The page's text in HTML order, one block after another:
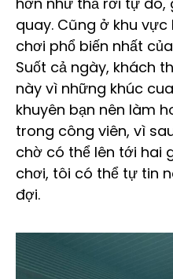
quay. Cũng ở khu
chơi phổ biến nhất
Suốt cả ngày, khách
này vì những khúc
khuyên bạn nên làm
trong công viên, vì
chờ có thể lên tới hai
chơi, tôi có thể tự tin
đợi.